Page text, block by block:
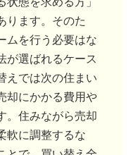
ります。そのた
ムを行う必要はな
が選ばれるケース
えでは次の住まい
却にかかる費用や
。住みながら売却
軟に調整するな